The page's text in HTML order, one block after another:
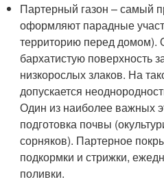
Партерный газон – самый
оформляют парадные
территорию перед домом).
бархатистую поверхность
низкорослых злаков. На
допускается
Один из наиболее важных
подготовка почвы
сорняков). Партерное
подкормки и стрижки,
поливки.